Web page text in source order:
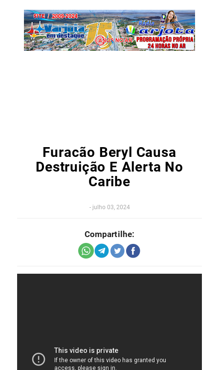
Furacão Beryl Causa
Destruição E Alerta No
Caribe
- julho 03, 2024
Compartilhe: